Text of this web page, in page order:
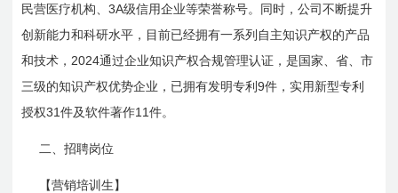
民营医疗机构、3A级信用企业等荣誉称号。同时，公司不断提升
创新能力和科研水平，目前已经拥有一系列自主知识产权的产品
和技术， 2024通过企业知识产权合规管理认证，是国家、省、市
三级的知识产权优势企业，已拥有发明专利9件，实用新型专利
授权31件及软件著作11件。
二、招聘岗位
【营销培训生】